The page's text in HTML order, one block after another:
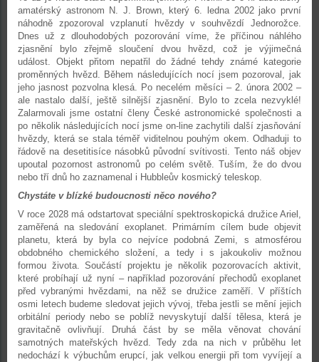
amatérský astronom N. J. Brown, který 6. ledna 2002 jako první
náhodně zpozoroval vzplanutí hvězdy v souhvězdí Jednorožce.
Dnes už z dlouhodobých pozorování víme, že příčinou náhlého
zjasnění bylo zřejmě sloučení dvou hvězd, což je výjimečná
událost. Objekt přitom nepatřil do žádné tehdy známé kategorie
proměnných hvězd. Během následujících nocí jsem pozoroval, jak
jeho jasnost pozvolna klesá. Po necelém měsíci – 2. února 2002 –
ale nastalo další, ještě silnější zjasnění. Bylo to zcela nezvyklé!
Zalarmovali jsme ostatní členy České astronomické společnosti a
po několik následujících nocí jsme on-line zachytili další zjasňování
hvězdy, která se stala téměř viditelnou pouhým okem. Odhaduji to
řádově na desetitisíce násobků původní svítivosti. Tento náš objev
upoutal pozornost astronomů po celém světě. Tuším, že do dvou
nebo tří dnů ho zaznamenal i Hubbleův kosmický teleskop.
Chystáte v blízké budoucnosti něco nového?
V roce 2028 má odstartovat speciální spektroskopická družice Ariel,
zaměřená na sledování exoplanet. Primárním cílem bude objevit
planetu, která by byla co nejvíce podobná Zemi, s atmosférou
obdobného chemického složení, a tedy i s jakoukoliv možnou
formou života. Součástí projektu je několik pozorovacích aktivit,
které probíhají už nyní – například pozorování přechodů exoplanet
před vybranými hvězdami, na něž se družice zaměří. V příštích
osmi letech budeme sledovat jejich vývoj, třeba jestli se mění jejich
orbitální periody nebo se poblíž nevyskytují další tělesa, která je
gravitačně ovlivňují. Druhá část by se měla věnovat chování
samotných mateřských hvězd. Tedy zda na nich v průběhu let
nedochází k výbuchům erupcí, jak velkou energii při tom vyvíjejí a